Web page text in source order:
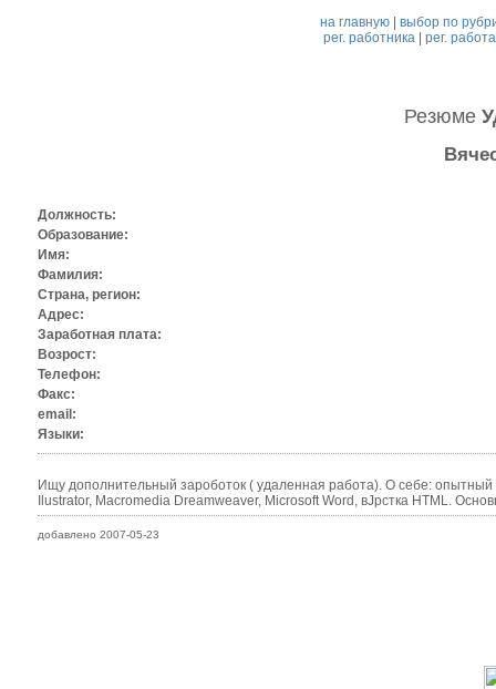
на главную |выбор по
рег. работника| рег.
Резюме
Должность:
Образование:
Имя:
Фамилия:
Страна, регион:
Адрес:
Заработная плата:
Возрост:
Телефон:
Факс:
email:
Языки:
Ищу дополнительный зароботок ( удаленная работа). О себе:
Ilustrator, Macromedia Dreamweaver, Microsoft Word, вЈрстка HTML.
добавлено 2007-05-23